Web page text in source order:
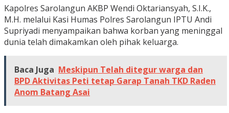
Kapolres Sarolangun AKBP Wendi Oktariansyah, S.I.K.,
M.H. melalui Kasi Humas Polres Sarolangun IPTU Andi
Supriyadi menyampaikan bahwa korban yang meninggal
dunia telah dimakamkan oleh pihak keluarga.
Baca Juga Meskipun Telah ditegur warga dan
BPD Aktivitas Peti tetap Garap Tanah TKD Raden
Anom Batang Asai